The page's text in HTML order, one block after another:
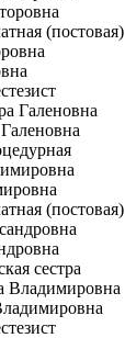
(постовая)
(постовая)
сестра